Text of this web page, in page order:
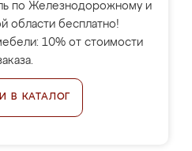
по Железнодорожному и
области бесплатно!
10% от стоимости
В КАТАЛОГ